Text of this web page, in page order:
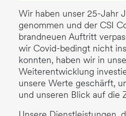
Wir haben unser 25-Jahr
genommen und der CSI
brandneuen Auftritt
wir Covid-bedingt nicht
konnten, haben wir in
Weiterentwicklung
unsere Werte geschärft,
und unseren Blick auf die